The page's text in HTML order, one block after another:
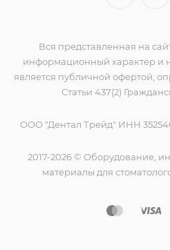
Вся представленная на
информационный характер и
является публичной офертой,
Статьи 437(2)
ООО "Дентал Трейд" ИНН
2017-2026 © Оборудование,
материалы для